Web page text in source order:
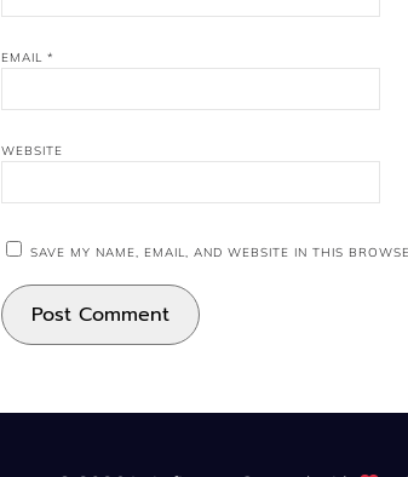
EMAIL*
WEBSITE
SAVE MY NAME, EMAIL, AND WEBSITE IN THIS